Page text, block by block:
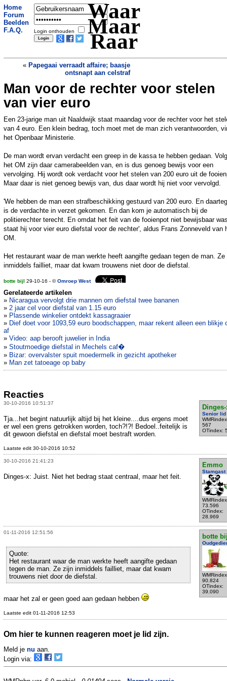
Home
Forum
Beelden
F.A.Q.
Login onthouden
Waar
Maar
Raar
« Papegaai verraadt affaire; baasje
ontsnapt aan celstraf
Domme dief steelt auto tijdens proefrit
Man voor de rechter voor stelen
van vier euro
Een 23-jarige man uit Naaldwijk staat maandag voor de rechter voor het
van 4 euro. Een klein bedrag, toch moet met de man zich verantwoorden,
het Openbaar Ministerie.
De man wordt ervan verdacht een greep in de kassa te hebben gedaan.
het OM zijn daar camerabeelden van, en is dus genoeg bewijs voor een
vervolging. Hij wordt ook verdacht voor het stelen van 200 euro uit de
Maar daar is niet genoeg bewijs van, dus daar wordt hij niet voor vervolgd.
'We hebben de man een strafbeschikking gestuurd van 200 euro. En
is de verdachte in verzet gekomen. En dan kom je automatisch bij de
politierechter terecht. En omdat het feit van de fooienpot niet bewijsbaar
staat hij voor vier euro diefstal voor de rechter', aldus Frans Zonneveld van
OM.
Het restaurant waar de man werkte heeft aangifte gedaan tegen de man. Ze
inmiddels failliet, maar dat kwam trouwens niet door de diefstal.
botte bijl 29-10-16 - ©Omroep West
Gerelateerde artikelen
» Nicaragua vervolgt drie mannen om diefstal twee bananen
» 2 jaar cel voor diefstal van 1.15 euro
» Plassende winkelier ontdekt kassagraaier
» Dief doet voor 1093,59 euro boodschappen, maar rekent alleen een blikje
af
» Video: aap berooft juwelier in India
» Stoutmoedige diefstal in Mechels caf�
» Bizar: overvalster spuit moedermelk in gezicht apotheker
» Man zet tatoeage op baby
Reacties
30-10-2016 10:51:37
Senior lid
567
OTindex:
Tja...het begint natuurlijk altijd bij het kleine....dus ergens moet
er wel een grens getrokken worden, toch?!?! Bedoel..feitelijk is
dit gewoon diefstal en diefstal moet bestraft worden.
Laatste edit 30-10-2016 10:52
30-10-2016 21:41:23
Emmo
Stamgast
73.596
OTindex:
28.969
Dinges-x: Juist. Niet het bedrag staat centraal, maar het feit.
01-11-2016 12:51:56
botte
90.824
OTindex:
39.090
Quote:
Het restaurant waar de man werkte heeft aangifte gedaan
tegen de man. Ze zijn inmiddels failliet, maar dat kwam
trouwens niet door de diefstal.
maar het zal er geen goed aan gedaan hebben
Laatste edit 01-11-2016 12:53
Om hier te kunnen reageren moet je lid zijn.
Meld je nu aan.
Login via: